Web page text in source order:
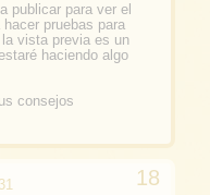
publicar para ver el
pruebas para
vista previa es un
haciendo algo
consejos